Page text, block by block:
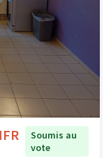
Soumis au
vote